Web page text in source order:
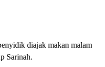
diajak makan malam
Sarinah.